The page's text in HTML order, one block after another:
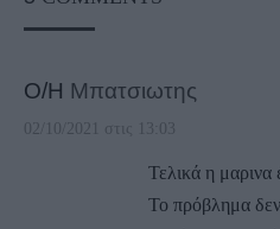
Ο/Η Μπατσιωτης
02/10/2021 στις 13:03
Τελικά η μαρινα
Το πρόβλημα δεν